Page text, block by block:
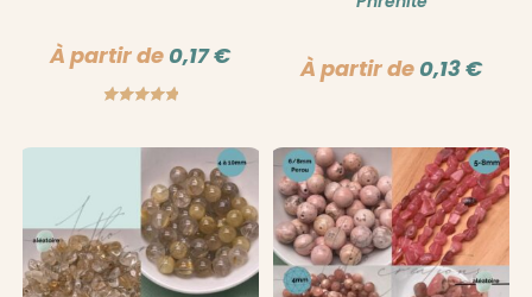
À partir de 0,17€ À partir de 0,13€